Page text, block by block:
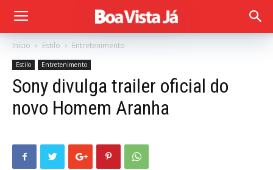
Início Estilo Entretenimento
Estilo Entretenimento
Sony divulga trailer oficial do
novo Homem Aranha